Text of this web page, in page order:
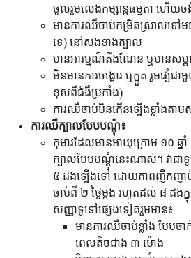
ចូលរួមលេងកម្សាន្តធម្មតា ហើយច
មានការឈឺចាប់កម្រិតស្រាលទៅ
ទេ) នៅសងខាងក្បាល
មានអារម្មណ៍តឹងណែន ឬមានសម្
មិនមានការចង្អោរ ឬក្អួត រួមផ្សំ
ខុសពីជំងឺប្រកាំង)
ការឈឺចាប់មិនកើនឡើងខ្លាំងតា
ការឈឺក្បាលបែបបណ្តុំ៖
កុមារដែលមានអាយុក្រោម ១០ ឆ្ន
ក្បាលបែបបណ្តុំនេះណាស់។ វាជា
៥ ដងឡើងទៅ ដោយភាពញឹកញាប់
ចាប់ពី ២ ថ្ងៃម្តង រហូតដល់ ៨ ដងក្
សញ្ញាទូទៅផ្សេងទៀតរួមមាន៖
មានការឈឺចាប់ខ្លាំង បែបចា
ពេលតិចជាង ៣ ម៉ោង